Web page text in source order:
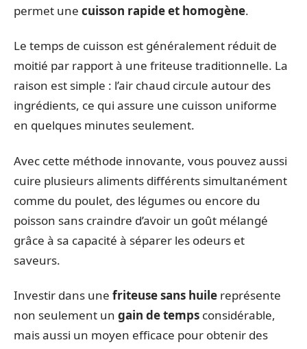
permet une cuisson rapide et homogène.
Le temps de cuisson est généralement réduit de
moitié par rapport à une friteuse traditionnelle. La
raison est simple : l’air chaud circule autour des
ingrédients, ce qui assure une cuisson uniforme
en quelques minutes seulement.
Avec cette méthode innovante, vous pouvez aussi
cuire plusieurs aliments différents simultanément
comme du poulet, des légumes ou encore du
poisson sans craindre d’avoir un goût mélangé
grâce à sa capacité à séparer les odeurs et
saveurs.
Investir dans une friteuse sans huile représente
non seulement un gain de temps considérable,
mais aussi un moyen efficace pour obtenir des